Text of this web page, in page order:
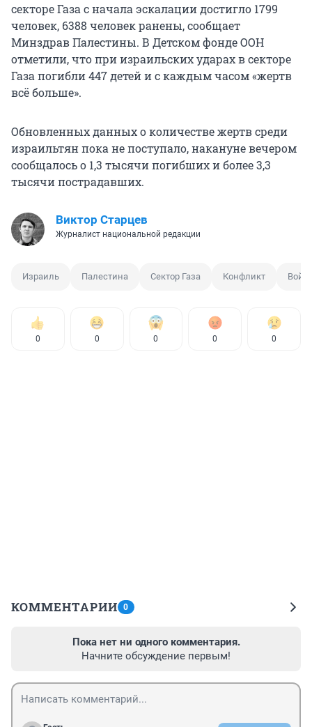
секторе Газа с начала эскалации достигло 1799
человек, 6388 человек ранены, сообщает
Минздрав Палестины. В Детском фонде ООН
отметили, что при израильских ударах в секторе
Газа погибли 447 детей и с каждым часом «жертв
всё больше».
Обновленных данных о количестве жертв среди
израильтян пока не поступало, накануне вечером
сообщалось о 1,3 тысячи погибших и более 3,3
тысячи пострадавших.
Виктор Старцев
Журналист национальной редакции
Израиль Палестина Сектор Газа Конфликт
0 0 0 0 0
КОММЕНТАРИИ 0
Пока нет ни одного комментария.
Начните обсуждение первым!